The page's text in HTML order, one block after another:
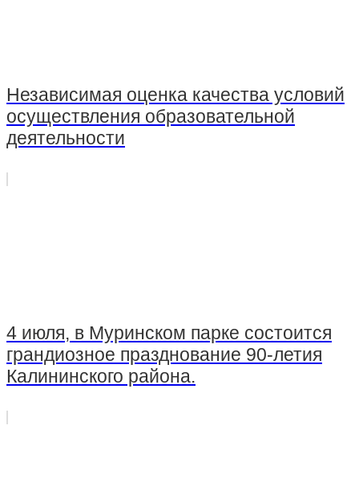
Независимая оценка качества условий
осуществления образовательной
деятельности
4 июля, в Муринском парке состоится
грандиозное празднование 90-летия
Калининского района.